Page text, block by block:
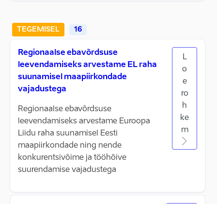
TEGEMISEL 16
Regionaalse ebavõrdsuse
leevendamiseks arvestame EL raha
suunamisel maapiirkondade
vajadustega
Regionaalse ebavõrdsuse
leevendamiseks arvestame Euroopa
Liidu raha suunamisel Eesti
maapiirkondade ning nende
konkurentsivõime ja tööhõive
suurendamise vajadustega
L
o
e
ro
h
ke
m